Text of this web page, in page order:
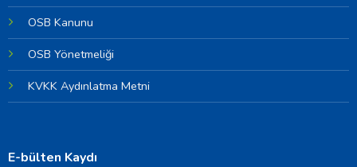
OSB Kanunu
OSB Yönetmeliği
KVKK Aydınlatma Metni
E-bülten Kaydı